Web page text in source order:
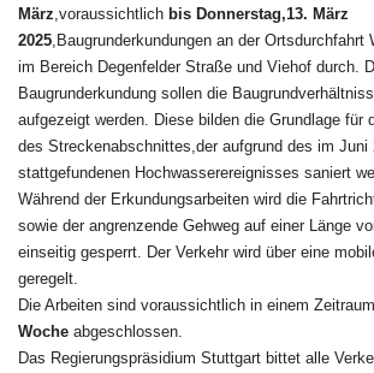
März,voraussichtlich bis Donnerstag,13. März
2025,Baugrunderkundungen an der Ortsdurchfahrt
im Bereich Degenfelder Straße und Viehof durch.
Baugrunderkundung sollen die
aufgezeigt werden. Diese bilden die Grundlage für
des Streckenabschnittes,der aufgrund des im Juni
stattgefundenen Hochwasserereignisses saniert
Während der Erkundungsarbeiten wird die
sowie der angrenzende Gehweg auf einer Länge
einseitig gesperrt. Der Verkehr wird über eine
geregelt.
Die Arbeiten sind voraussichtlich in einem Zeitraum
Woche abgeschlossen.
Das Regierungspräsidium Stuttgart bittet alle